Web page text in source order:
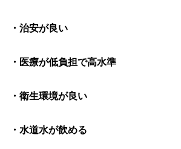
・治安が良い
・医療が低負担で高水準
・衛生環境が良い
・水道水が飲める